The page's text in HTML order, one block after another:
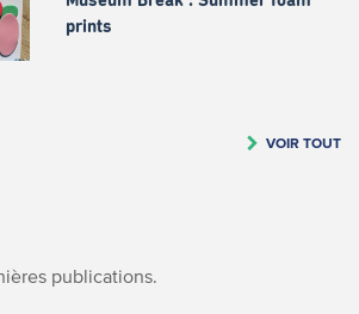
prints
VOIR TOUT
publications.